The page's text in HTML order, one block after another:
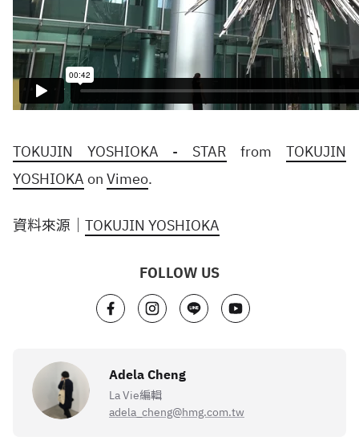
TOKUJIN YOSHIOKA - STAR fromTOKUJIN
YOSHIOKA on Vimeo.
資料來源｜ TOKUJIN YOSHIOKA
FOLLOW US
Adela Cheng
La Vie編輯
adela_cheng@hmg.com.tw